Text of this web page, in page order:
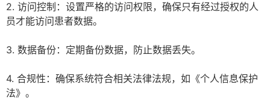
2. 访问控制：设置严格的访问权限，确保只有经过授权的人
员才能访问患者数据。
3. 数据备份：定期备份数据，防止数据丢失。
4. 合规性：确保系统符合相关法律法规，如《个人信息保护
法》。